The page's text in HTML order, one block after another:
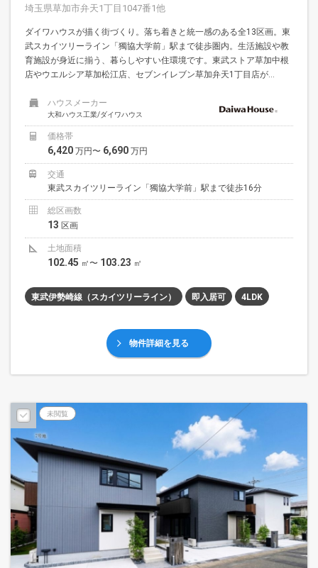
埼玉県草加市弁天1丁目1047番1他
ダイワハウスが描く街づくり。落ち着きと統一感のある全13区画。東
武スカイツリーライン「獨協大学前」駅まで徒歩圏内。生活施設や教
育施設が身近に揃う、暮らしやすい住環境です。東武ストア草加中根
店やウエルシア草加松江店、セブンイレブン草加弁天1丁目店が...
ハウスメーカー
大和ハウス工業/ダイワハウス
価格帯
6,420 万円〜 6,690 万円
交通
東武スカイツリーライン「獨協大学前」駅まで徒歩16分
総区画数
13 区画
土地面積
102.45 ㎡〜 103.23 ㎡
東武伊勢崎線（スカイツリーライン） 即入居可 4LDK
物件詳細を見る
未閲覧